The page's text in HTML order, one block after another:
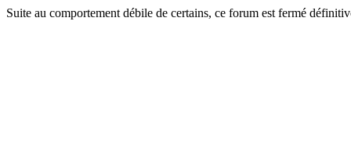
Suite au comportement débile de certains, ce forum est fermé